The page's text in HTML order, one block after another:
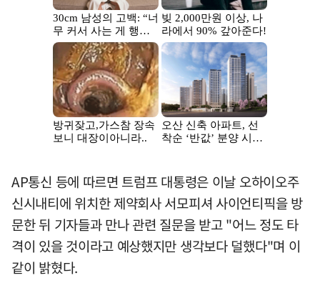
AP통신 등에 따르면 트럼프 대통령은 이날 오하이오주
신시내티에 위치한 제약회사 서모피셔 사이언티픽을 방
문한 뒤 기자들과 만나 관련 질문을 받고 "어느 정도 타
격이 있을 것이라고 예상했지만 생각보다 덜했다"며 이
같이 밝혔다.